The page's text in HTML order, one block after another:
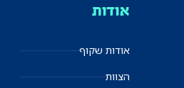
אודות
אודות שקוף
הצוות